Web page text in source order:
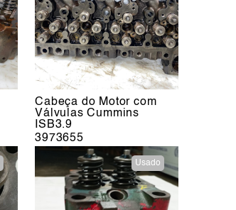
Cabeça do Motor com
Válvulas Cummins
ISB3.9
3973655
Usado